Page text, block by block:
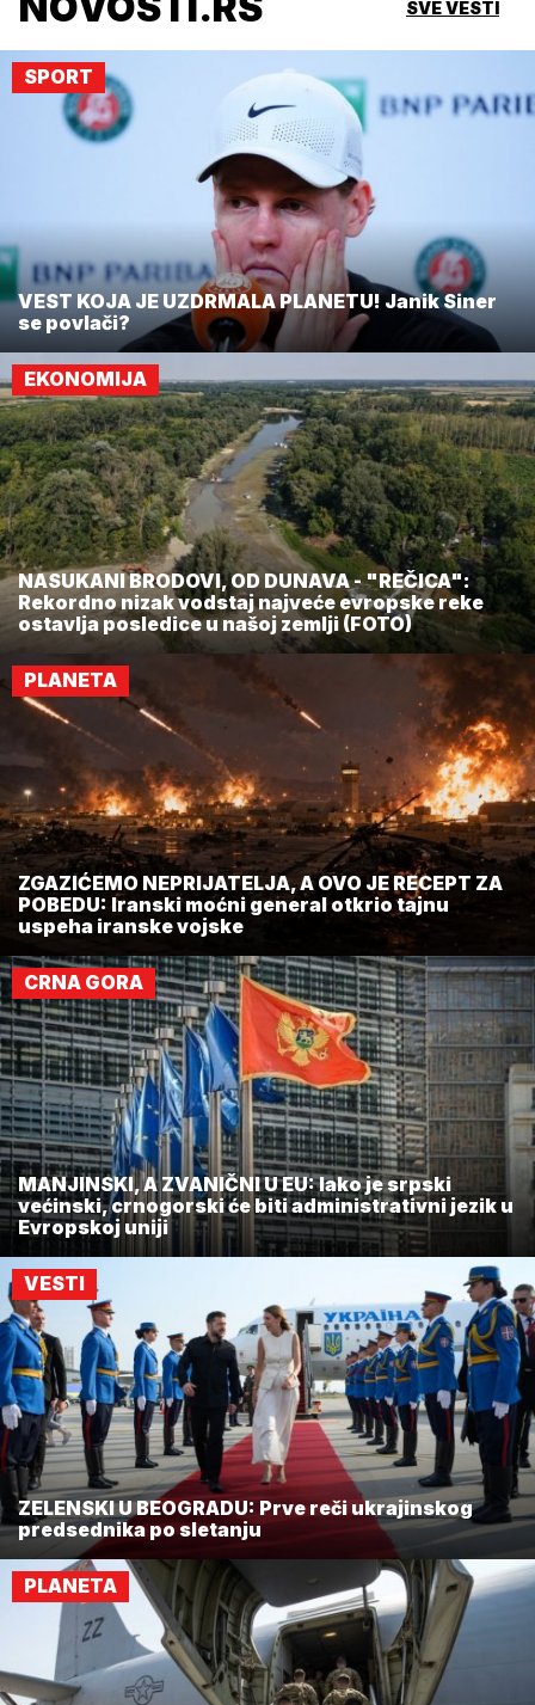
SVE VESTI
SPORT
VEST KOJA JE UZDRMALA PLANETU! Janik Siner
se povlači?
EKONOMIJA
NASUKANI BRODOVI, OD DUNAVA - "REČICA":
Rekordno nizak vodstaj najveće evropske reke
ostavlja posledice u našoj zemlji (FOTO)
PLANETA
ZGAZIĆEMO NEPRIJATELJA, A OVO JE RECEPT ZA
POBEDU: Iranski moćni general otkrio tajnu
uspeha iranske vojske
CRNA GORA
MANJINSKI, A ZVANIČNI U EU: Iako je srpski
većinski, crnogorski će biti administrativni jezik u
Evropskoj uniji
VESTI
ZELENSKI U BEOGRADU: Prve reči ukrajinskog
predsednika po sletanju
PLANETA